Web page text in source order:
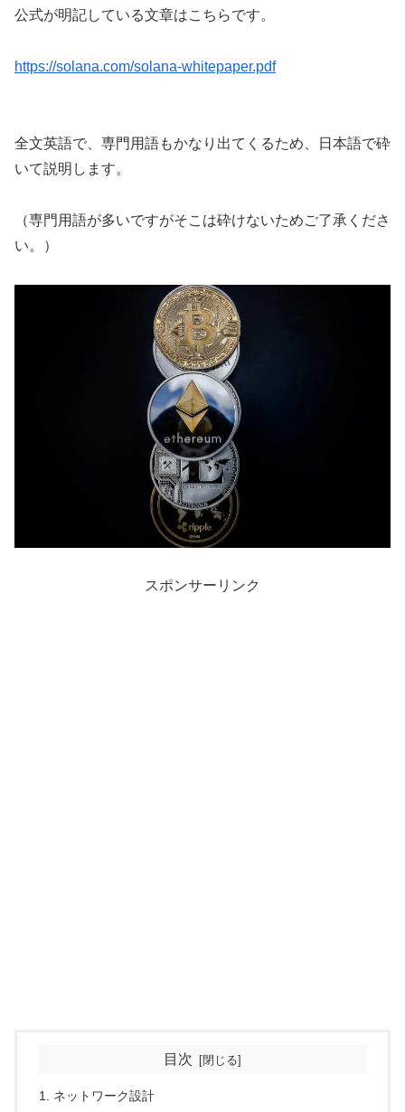
公式が明記している文章はこちらです。
https://solana.com/solana-whitepaper.pdf
全文英語で、専門用語もかなり出てくるため、日本語で砕
いて説明します。
（専門用語が多いですがそこは砕けないためご了承くださ
い。）
スポンサーリンク
目次
ネットワーク設計